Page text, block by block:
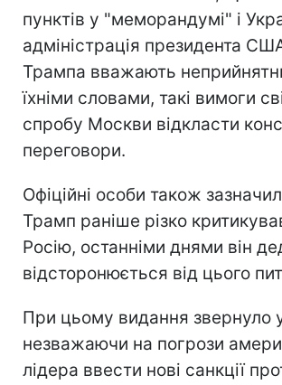
пунктів у "меморандумі" і
адміністрація президента
Трампа вважають
їхніми словами, такі вимоги
спробу Москви відкласти
переговори.
Офіційні особи також
Трамп раніше різко
Росію, останніми днями він
відсторонюється від цього
При цьому видання звернуло
незважаючи на погрози
лідера ввести нові санкції